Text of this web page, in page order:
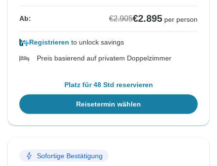
Ab: €2.905€2.895 per person
Registrieren to unlock savings
Preis basierend auf privatem Doppelzimmer
Platz für 48 Std reservieren
Reisetermin wählen
Sofortige Bestätigung